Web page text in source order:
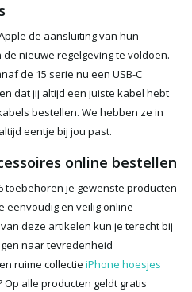
de aansluiting van hun
nieuwe regelgeving te voldoen.
de 15 serie nu een USB-C
dat jij altijd een juiste kabel hebt
bestellen. We hebben ze in
eentje bij jou past.
online bestellen
toebehoren je gewenste producten
eenvoudig en veilig online
deze artikelen kun je terecht bij
naar tevredenheid
ruime collectie iPhone hoesjes
alle producten geldt gratis